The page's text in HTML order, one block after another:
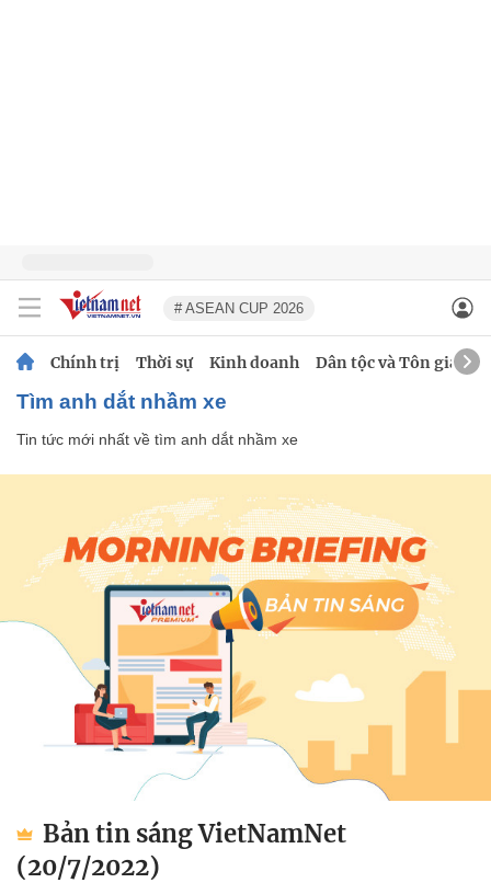
# ASEAN CUP 2026
Chính trị Thời sự Kinh doanh Dân tộc và Tôn giáo
tìm anh dắt nhầm xe
Tin tức mới nhất về tìm anh dắt nhầm xe
Bản tin sáng VietNamNet
(20/7/2022)